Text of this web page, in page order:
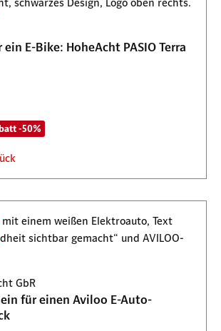
E-Bike: HoheAcht PASIO Terra
-50%
GbR
für einen Aviloo E-Auto-